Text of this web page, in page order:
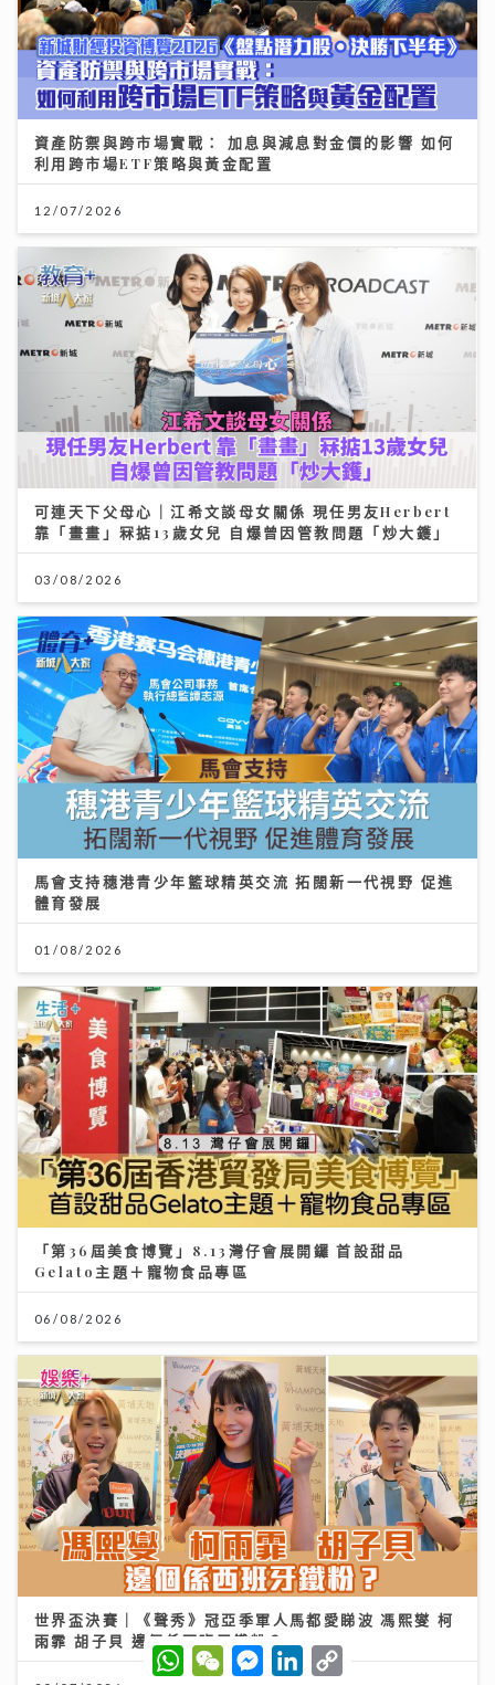
資產防禦與跨市場實戰： 加息與減息對金價的影響 如何
利用跨市場ETF策略與黃金配置
12/07/2026
可連天下父母心｜江希文談母女關係 現任男友Herbert
靠「畫畫」冧掂13歲女兒 自爆曾因管教問題「炒大鑊」
03/08/2026
馬會支持穗港青少年籃球精英交流 拓闊新一代視野 促進
體育發展
01/08/2026
「第36屆美食博覽」8.13灣仔會展開鑼 首設甜品
Gelato主題＋寵物食品專區
06/08/2026
世界盃決賽｜《聲秀》冠亞季軍人馬都愛睇波 馮熙燮 柯
雨霏 胡子貝 邊個係西班牙鐵粉？
W
h
W
e
M
e
L